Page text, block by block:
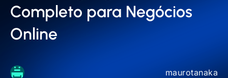
Completo para Negócios
Online
maurotanaka